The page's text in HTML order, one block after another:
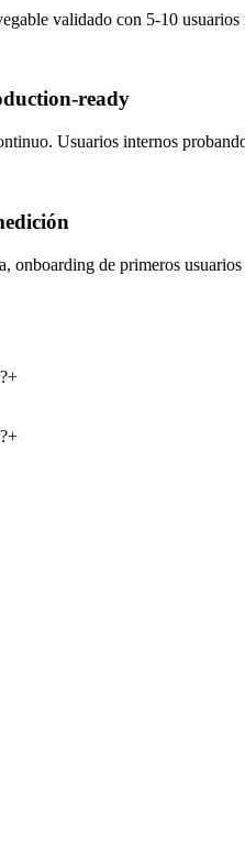
validado con 5-10 usuarios
ready
Usuarios internos
onboarding de primeros
+
+